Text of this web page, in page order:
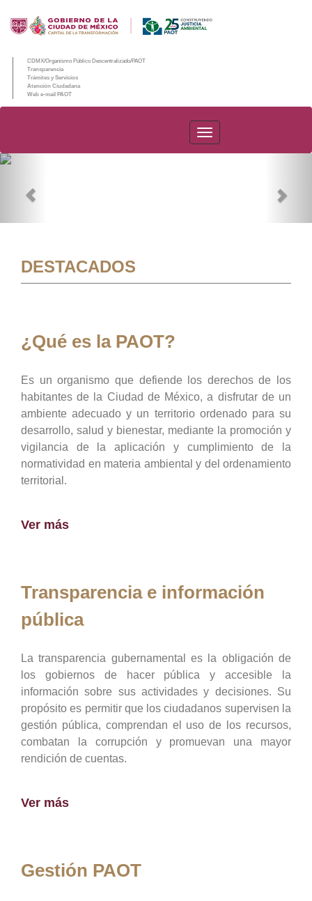
CDMX/Organismo Público Descentralizado/PAOT
Transparencia
Trámites y Servicios
Atención Ciudadana
Web e-mail PAOT
PAOT
DESTACADOS
¿Qué es la PAOT?
Es un organismo que defiende los derechos de los
habitantes de la Ciudad de México, a disfrutar de un
ambiente adecuado y un territorio ordenado para su
desarrollo, salud y bienestar, mediante la promoción y
vigilancia de la aplicación y cumplimiento de la
normatividad en materia ambiental y del ordenamiento
territorial.
Ver más
Transparencia e información
pública
La transparencia gubernamental es la obligación de
los gobiernos de hacer pública y accesible la
información sobre sus actividades y decisiones. Su
propósito es permitir que los ciudadanos supervisen la
gestión pública, comprendan el uso de los recursos,
combatan la corrupción y promuevan una mayor
rendición de cuentas.
Ver más
Gestión PAOT